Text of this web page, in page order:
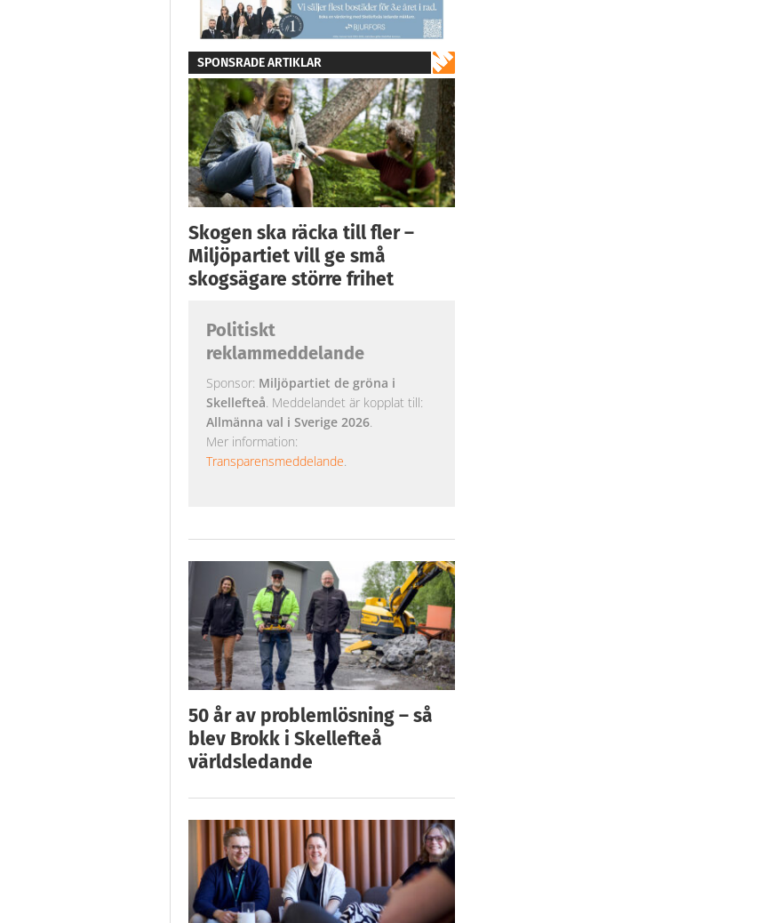
SPONSRADE ARTIKLAR
Skogen ska räcka till fler –
Miljöpartiet vill ge små
skogsägare större frihet
Politiskt
reklammeddelande
Sponsor: Miljöpartiet de gröna i
Skellefteå. Meddelandet är kopplat till:
Allmänna val i Sverige 2026.
Mer information:
Transparensmeddelande.
50 år av problemlösning – så
blev Brokk i Skellefteå
världsledande